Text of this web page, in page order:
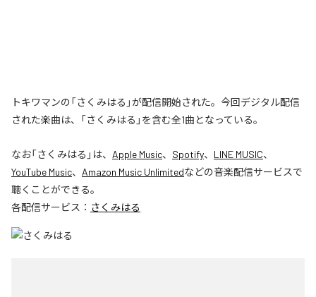
トキワマンの「さくみはる」が配信開始された。今回デジタル配信
された楽曲は、「さくみはる」を含む全1曲となっている。
なお「さくみはる 」は、 Apple Music、 Spotify、 LINE MUSIC、
YouTube Music、 Amazon Music Unlimitedなどの音楽配信サービスで
聴くことができる。
各配信サービス： さくみはる